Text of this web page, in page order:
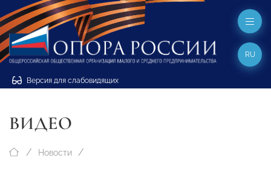
Версия для слабовидящих
RU
ВИДЕО
Новости